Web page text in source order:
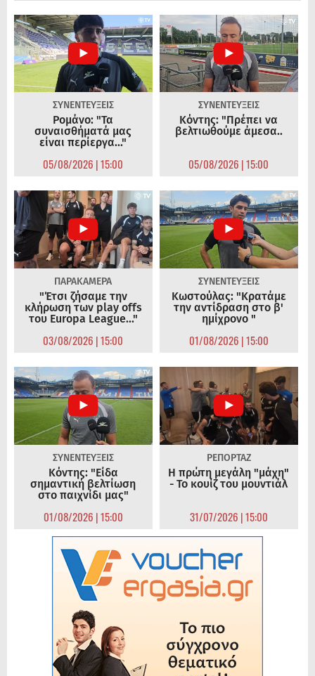
ΣΥΝΕΝΤΕΥΞΕΙΣ
Ρομάνο: "Τα
συναισθήματά μας
είναι περίεργα..."
05/08/2026 | 15:00
ΣΥΝΕΝΤΕΥΞΕΙΣ
Κόντης: "Πρέπει να
βελτιωθούμε άμεσα..
05/08/2026 | 15:00
ΠΑΡΑΚΑΜΕΡΑ
"Έτσι ζήσαμε την
κλήρωση των play offs
του Europa League..."
03/08/2026 | 15:00
ΣΥΝΕΝΤΕΥΞΕΙΣ
Κωστούλας: "Κρατάμε
την αντίδραση στο β'
ημίχρονο "
01/08/2026 | 15:00
ΣΥΝΕΝΤΕΥΞΕΙΣ
Κόντης: "Είδα
σημαντική βελτίωση
στο παιχνίδι μας"
01/08/2026 | 15:00
ΡΕΠΟΡΤΑΖ
Η πρώτη μεγάλη "μάχη"
- Το κουίζ του μουντιάλ
31/07/2026 | 15:00